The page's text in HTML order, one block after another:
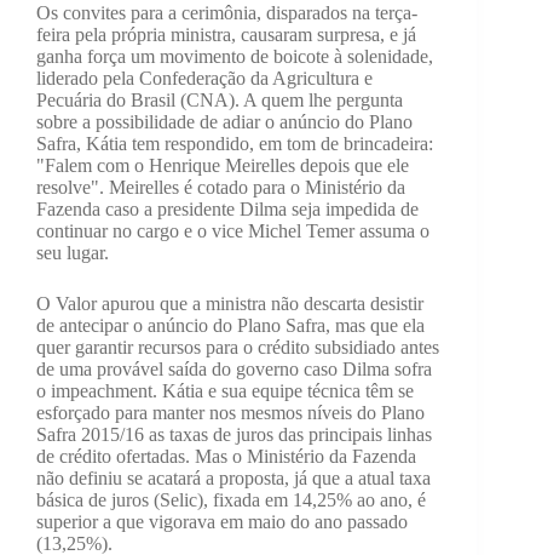
Os convites para a cerimônia, disparados na terça­
feira pela própria ministra, causaram surpresa, e já
ganha força um movimento de boicote à solenidade,
liderado pela Confederação da Agricultura e
Pecuária do Brasil (CNA). A quem lhe pergunta
sobre a possibilidade de adiar o anúncio do Plano
Safra, Kátia tem respondido, em tom de brincadeira:
"Falem com o Henrique Meirelles depois que ele
resolve". Meirelles é cotado para o Ministério da
Fazenda caso a presidente Dilma seja impedida de
continuar no cargo e o vice Michel Temer assuma o
seu lugar.
O Valor apurou que a ministra não descarta desistir
de antecipar o anúncio do Plano Safra, mas que ela
quer garantir recursos para o crédito subsidiado antes
de uma provável saída do governo caso Dilma sofra
o impeachment. Kátia e sua equipe técnica têm se
esforçado para manter nos mesmos níveis do Plano
Safra 2015/16 as taxas de juros das principais linhas
de crédito ofertadas. Mas o Ministério da Fazenda
não definiu se acatará a proposta, já que a atual taxa
básica de juros (Selic), fixada em 14,25% ao ano, é
superior a que vigorava em maio do ano passado
(13,25%).